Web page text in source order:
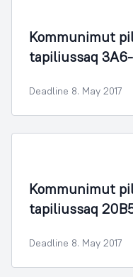
Kommunimut
tapiliussaq 3A6-
Deadline 8. May 2017
Kommunimut
tapiliussaq
Deadline 8. May 2017